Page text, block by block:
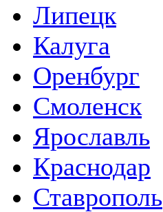
Липецк
Калуга
Оренбург
Смоленск
Ярославль
Краснодар
Ставрополь